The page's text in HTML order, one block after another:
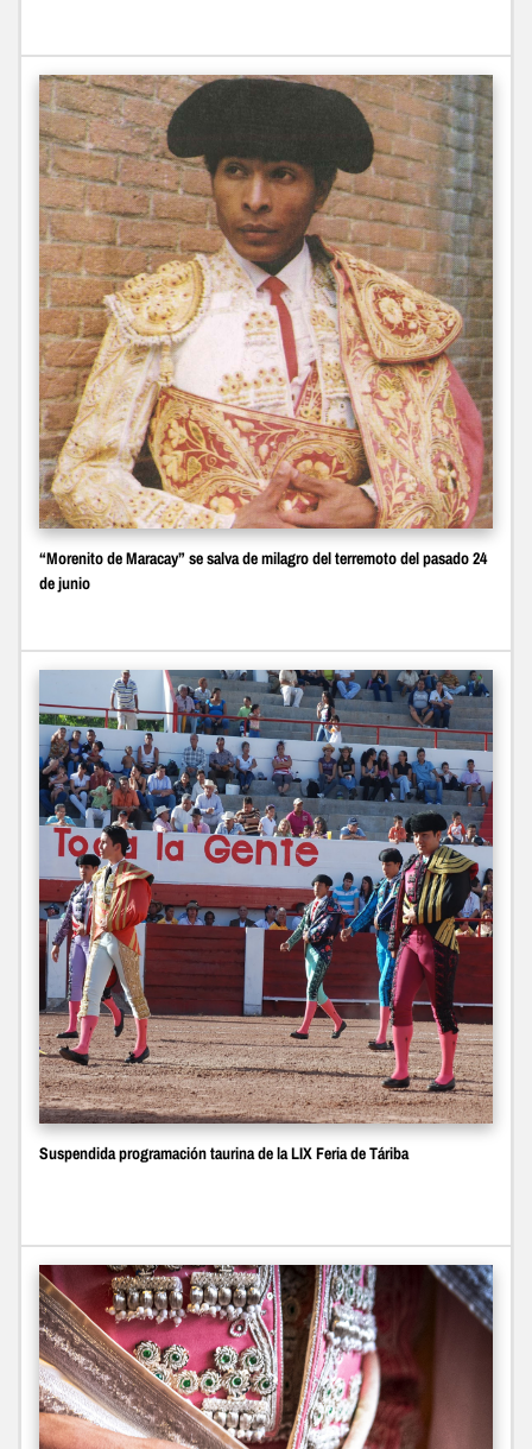
“Morenito de Maracay” se salva de milagro del terremoto del pasado 24
de junio
Suspendida programación taurina de la LIX Feria de Táriba